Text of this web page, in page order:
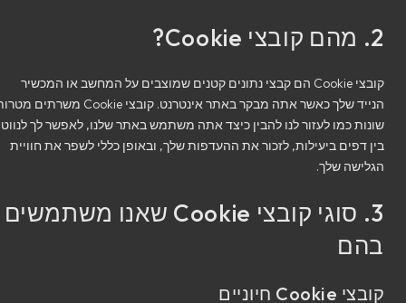
קובצי Cookie הם קבצי נתונים קטנים שמוצבים על המחשב או המכשיר
הנייד שלך כאשר אתה מבקר באתר אינטרנט. קובצי Cookie משרתים מטרות
שונות כמו לעזור לנו להבין כיצד אתה משתמש באתר שלנו, לאפשר לך לנווט
בין דפים ביעילות, לזכור את ההעדפות שלך, ובאופן כללי לשפר את חוויית
הגלישה שלך.
3. סוגי קובצי Cookie שאנו משתמשים
בהם
קובצי Cookie חיוניים